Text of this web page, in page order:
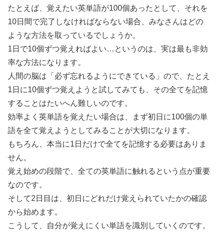
たとえば、覚えたい英単語が100個あったとして、それを
10日間で完了しなければならない場合、みなさんはどの
ような方法を取っているでしょうか。
1日で10個ずつ覚えればよい…というのは、実は最も非効
率な方法になります。
人間の脳は「必ず忘れるようにできている」ので、たとえ
1日に10個ずつ覚えようと試してみても、その全てを記憶
することはたいへん難しいのです。
効率よく英単語を覚えたい場合は、まず初日に100個の単
語を全て覚えようとしてみることが大切になります。
もちろん、本当に1日だけで全てを記憶する必要はありま
せん。
覚え始めの段階で、全ての英単語に触れるという点が重要
なのです。
そして2日目は、初日にどれだけ覚えられていたかの確認
から始めます。
こうして、自分が覚えにくい単語を識別していくのです。